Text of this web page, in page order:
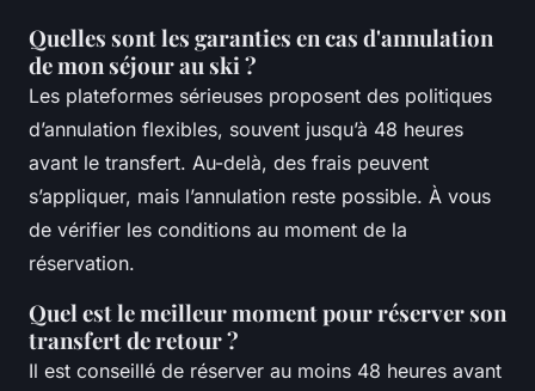
Quelles sont les garanties en cas d'annulation
de mon séjour au ski ?
Les plateformes sérieuses proposent des politiques
d’annulation flexibles, souvent jusqu’à 48 heures
avant le transfert. Au-delà, des frais peuvent
s’appliquer, mais l’annulation reste possible. À vous
de vérifier les conditions au moment de la
réservation.
Quel est le meilleur moment pour réserver son
transfert de retour ?
Il est conseillé de réserver au moins 48 heures avant